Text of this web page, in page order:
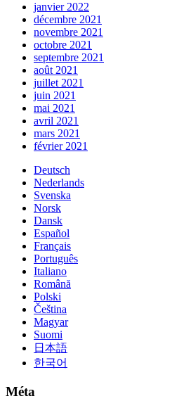
janvier 2022
décembre 2021
novembre 2021
octobre 2021
septembre 2021
août 2021
juillet 2021
juin 2021
mai 2021
avril 2021
mars 2021
février 2021
Deutsch
Nederlands
Svenska
Norsk
Dansk
Español
Français
Português
Italiano
Română
Polski
Čeština
Magyar
Suomi
日本語
한국어
Méta